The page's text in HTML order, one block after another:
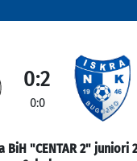
0:2
0:0
BiH "CENTAR 2" juniori